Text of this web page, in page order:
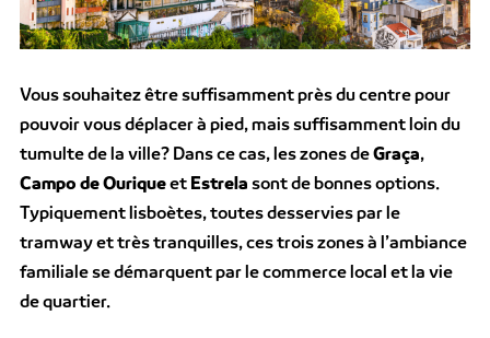
Vous souhaitez être suffisamment près du centre pour
pouvoir vous déplacer à pied, mais suffisamment loin du
tumulte de la ville? Dans ce cas, les zones deGraça,
Campo de Ouriqueet Estrela sont de bonnes options.
Typiquement lisboètes, toutes desservies par le
tramway et très tranquilles, ces trois zones à l’ambiance
familiale se démarquent par le commerce local et la vie
de quartier.